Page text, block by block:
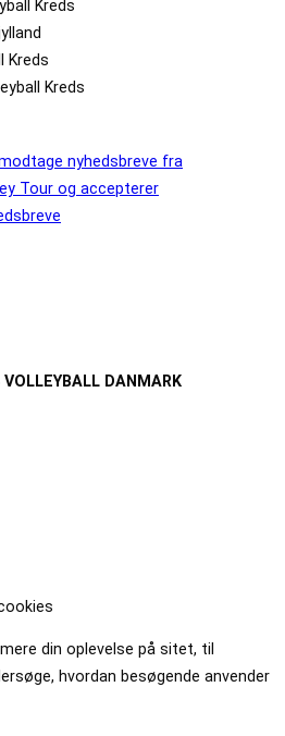
Kreds
Kreds
Kreds
nyhedsbreve fra
Tour og accepterer
DANMARK
din oplevelse på sitet, til
hvordan besøgende anvender